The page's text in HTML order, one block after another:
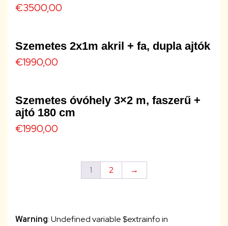
€3500,00
Szemetes 2x1m akril + fa, dupla ajtók
€1990,00
Szemetes óvóhely 3×2 m, faszerű +
ajtó 180 cm
€1990,00
1 2 →
Warning: Undefined variable $extrainfo in